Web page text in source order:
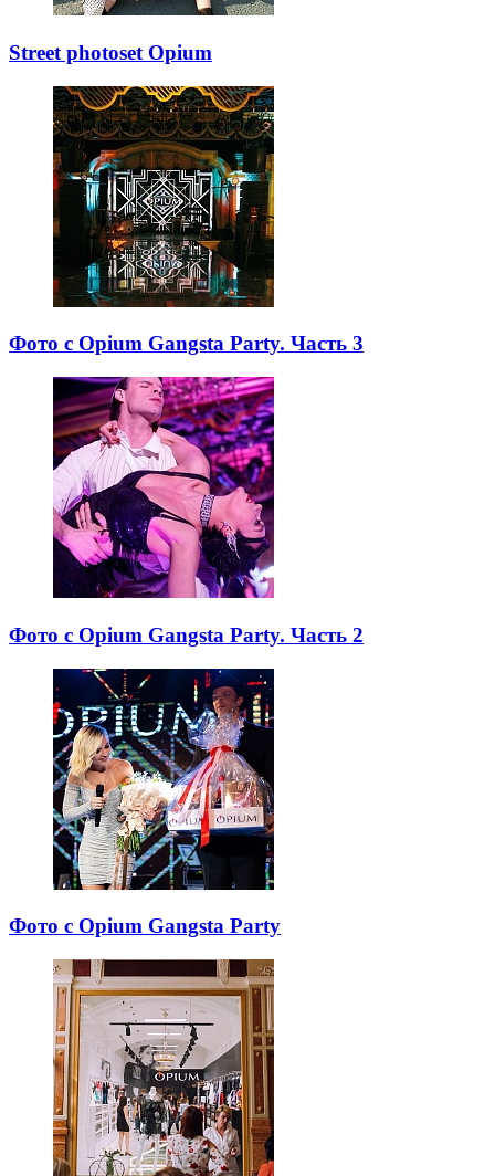
Street photoset Opium
Фото с Opium Gangsta Party. Часть 3
Фото с Opium Gangsta Party. Часть 2
Фото с Opium Gangsta Party